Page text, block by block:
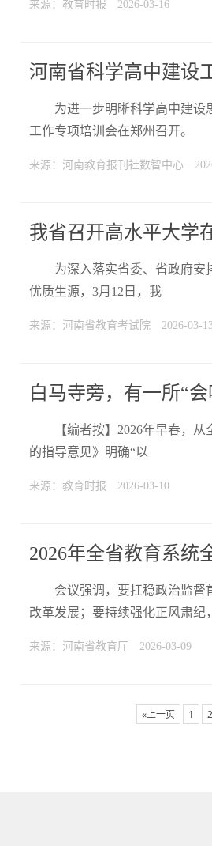
来源：教育时报 2026-03-16
河南省科学高中建设
为进一步明晰科学高中建设
工作专项培训会在郑州召开。
来源：河南教育报刊社数智中心
我省召开高水平大学
为深入落实省委、省政府安
优质生源，3月12日，我
来源：河南省教育考试院 2026-03-
白马寺旁，有一所“
【编者按】2026年早春，
的指导意见》明确“以
来源：教育时报 2026-03-10
2026年全省教育系统
会议强调，要扛稳政治监督
改革发展；要持续强化正风肃纪
来源：河南省教育厅 2026-03-09
«上一页 1 2